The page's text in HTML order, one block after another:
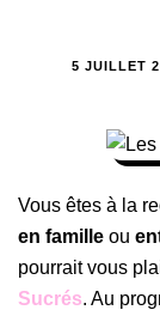
5 JUILLET
Vous êtes à la
en famille ou
pourrait vous
Sucrés. Au